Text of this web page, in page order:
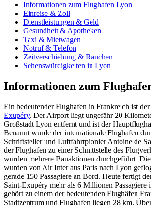
Informationen zum Flughafen Lyon
Einreise & Zoll
Dienstleistungen & Geld
Gesundheit & Apotheken
Taxi & Mietwagen
Notruf & Telefon
Zeitverschiebung & Rauchen
Sehenswürdigkeiten in Lyon
Informationen zum
Ein bedeutender Flughafen in Frankreich ist der
Exupéry. Der Airport liegt ungefähr 20
Großstadt Lyon entfernt und ist der
Benannt wurde der internationale Flughafen
Schriftsteller und Luftfahrtpionier Antoine de
der Flughafen zu einer Schnittstelle des
wurden mehrere Bauaktionen durchgeführt. Die
wurden von Air Inter aus Paris nach Lyon
gerade 150 Passagiere an Bord. Heute fertigt
Saint-Exupéry mehr als 6 Millionen Passagiere
gehört zu einem der bedeutenden Flughäfen
Stadtzentrum und Flughafen liegen 28 km.